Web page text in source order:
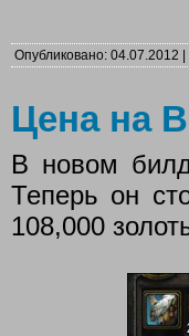
Опубликовано: 04.07.2012 |
Цена на
В новом
Теперь он
108,000